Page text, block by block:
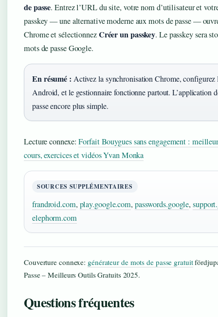
de passe. Entrez l’URL du site, votre nom d’utilisateur et
passkey — une alternative moderne aux mots de passe —
Chrome et sélectionnezCréer un passkey. Le passkey sera
mots de passe Google.
En résumé : Activez la synchronisation Chrome, configurez
Android, et le gestionnaire fonctionne partout. L’application
passe encore plus simple.
Lecture connexe:Forfait Bouygues sans engagement :
cours, exercices et vidéos Yvan Monka
SOURCES SUPPLÉMENTAIRES
frandroid.com, play.google.com, passwords.google,
elephorm.com
Couverture connexe: générateur de mots de passe gratuit
Passe – Meilleurs Outils Gratuits 2025.
Questions fréquentes